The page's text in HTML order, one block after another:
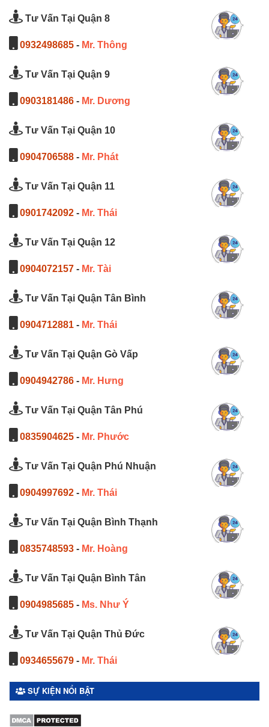
Tư Vấn Tại Quận 8
0932498685 - Mr. Thông
Tư Vấn Tại Quận 9
0903181486 - Mr. Dương
Tư Vấn Tại Quận 10
0904706588 - Mr. Phát
Tư Vấn Tại Quận 11
0901742092 - Mr. Thái
Tư Vấn Tại Quận 12
0904072157 - Mr. Tài
Tư Vấn Tại Quận Tân Bình
0904712881 - Mr. Thái
Tư Vấn Tại Quận Gò Vấp
0904942786 - Mr. Hưng
Tư Vấn Tại Quận Tân Phú
0835904625 - Mr. Phước
Tư Vấn Tại Quận Phú Nhuận
0904997692 - Mr. Thái
Tư Vấn Tại Quận Bình Thạnh
0835748593 - Mr. Hoàng
Tư Vấn Tại Quận Bình Tân
0904985685 - Ms. Như Ý
Tư Vấn Tại Quận Thủ Đức
0934655679 - Mr. Thái
SỰ KIỆN NỔI BẬT